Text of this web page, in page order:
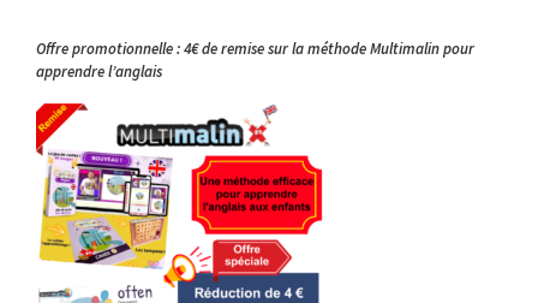
Offre promotionnelle : 4€ de remise sur la méthode Multimalin pour
apprendre l’anglais